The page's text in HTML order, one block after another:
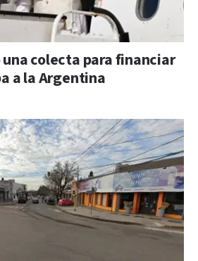
colecta para financiar
a la Argentina